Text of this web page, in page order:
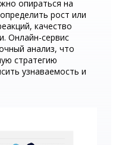
опираться на
рост или
качество
Онлайн-сервис
анализ, что
стратегию
узнаваемость и